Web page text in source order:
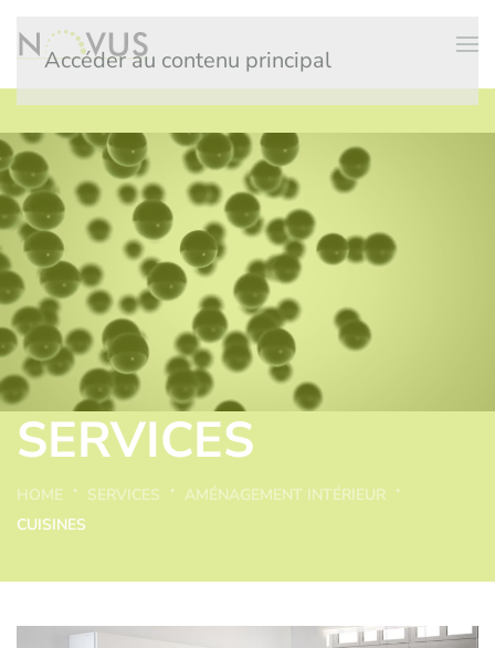
Accéder au contenu principal
SERVICES
HOME SERVICES
AMÉNAGEMENT INTÉRIEUR
CUISINES